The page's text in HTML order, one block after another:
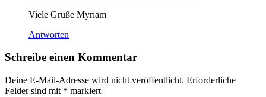
Viele Grüße Myriam
Antworten
Schreibe einen Kommentar
Deine E-Mail-Adresse wird nicht veröffentlicht. Erforderliche
Felder sind mit * markiert